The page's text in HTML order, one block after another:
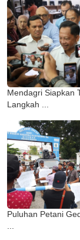
Mendagri Siapkan
Langkah ...
Puluhan Petani